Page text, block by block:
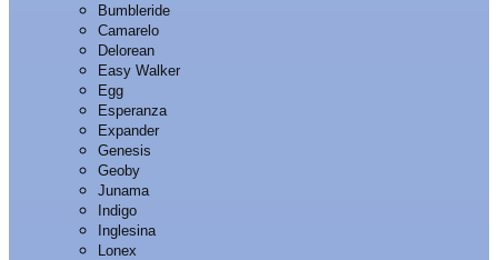
Bumbleride
Camarelo
Delorean
Easy Walker
Egg
Esperanza
Expander
Genesis
Geoby
Junama
Indigo
Inglesina
Lonex